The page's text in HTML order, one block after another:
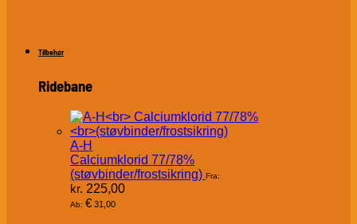
Tilbehør
Ridebane
A-H
Calciumklorid 77/78%
(støvbinder/frostsikring) Fra:
kr. 225,00
Ab: € 31,00